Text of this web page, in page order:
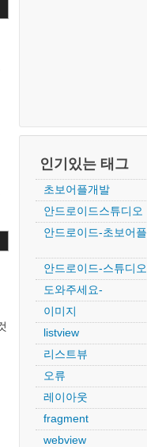
인기있는 태그
초보어플개발
안드로이드스튜디오
안드로이드-초보어
안드로이드-스튜디오
도와주세요-
이미지
listview
리스트뷰
오류
레이아웃
fragment
webview